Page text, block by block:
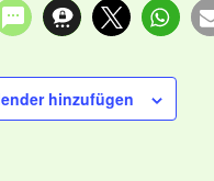
hinzufügen